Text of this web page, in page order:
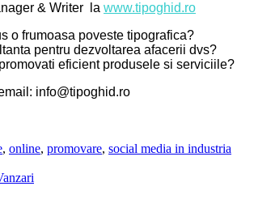
& Writer la www.tipoghid.ro
o frumoasa poveste tipografica?
pentru dezvoltarea afacerii dvs?
eficient produsele si serviciile?
info@tipoghid.ro
, online, promovare, social media in industria